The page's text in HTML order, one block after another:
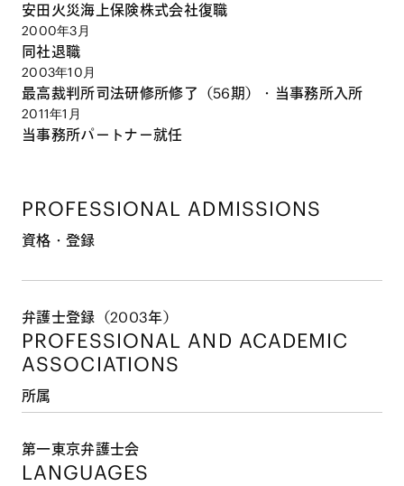
安田火災海上保険株式会社復職
2000年3月
同社退職
2003年10月
最高裁判所司法研修所修了（56期）・当事務所入所
2011年1月
当事務所パートナー就任
PROFESSIONAL ADMISSIONS
資格・登録
弁護士登録（2003年）
PROFESSIONAL AND ACADEMIC
ASSOCIATIONS
所属
第一東京弁護士会
LANGUAGES